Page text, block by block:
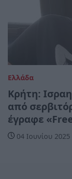
Ελλάδα
Κρήτη:
από
έγραφε
04 Ιουνίου